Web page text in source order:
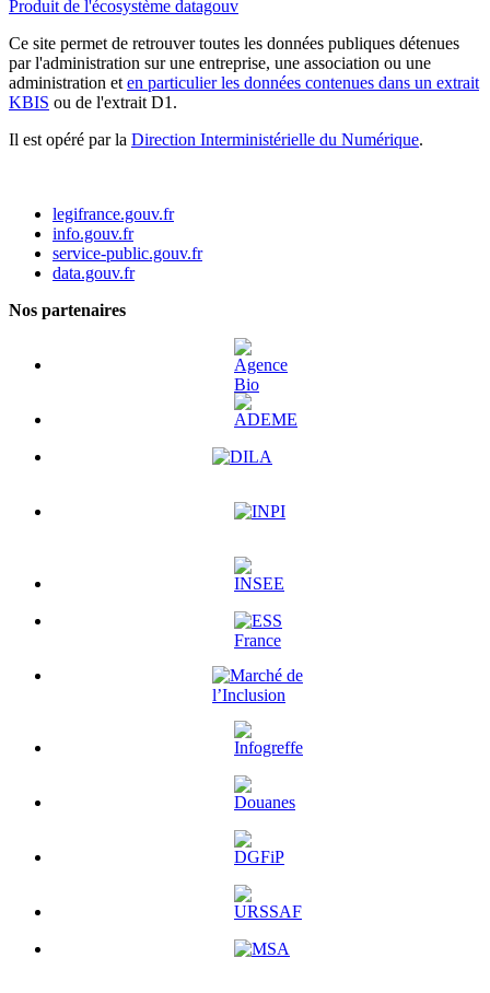
Produit de l'écosystème datagouv
Ce site permet de retrouver toutes les données publiques détenues
par l'administration sur une entreprise, une association ou une
administration et en particulier les données contenues dans un extrait
KBIS ou de l'extrait D1.
Il est opéré par la Direction Interministérielle du Numérique.
legifrance.gouv.fr
info.gouv.fr
service-public.gouv.fr
data.gouv.fr
Nos partenaires